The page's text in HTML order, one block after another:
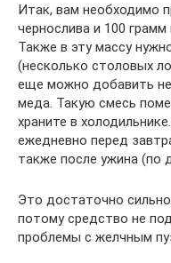
Итак, вам необходимо
чернослива и 100 грамм
Также в эту массу
(несколько столовых
еще можно добавить
меда. Такую смесь
храните в
ежедневно перед
также после ужина (по
Это достаточно
потому средство не
проблемы с желчным